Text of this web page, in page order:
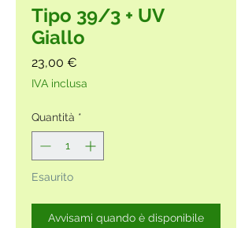
Tipo 39/3 + UV
Giallo
23,00 €
IVA inclusa
Quantità *
Esaurito
Avvisami quando è disponibile